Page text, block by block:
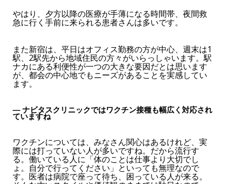
やはり、夕方以降の医療が手薄になる時間帯、夜間救
急に行く手前に来られる患者さんは多いです。
また新宿は、平日はオフィス勤務の方が中心、週末は1
駅、2駅先から地域住民の方々がいらっしゃいます。駅
ナカにある利便性が一つの大きな要因だとは思います
が、都会の中心地でもニーズがあることを実感してい
ます。
― ナビタスクリニックではワクチン接種も幅広く対応され
ていますね
ワクチンについては、みなさん関心はあるけれど、実
際には打っていない人が多いですね。だから流行す
る。働いている人に「体のことは仕事より大切でし
ょ。自分で行ってください」といっても無理なので
す。医者は病院で座って待ち、困っている人が来る。